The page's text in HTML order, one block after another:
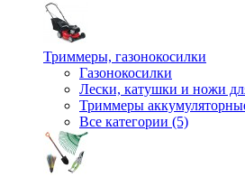
Триммеры, газонокосилки
Газонокосилки
Лески, катушки и ножи
Триммеры
Все категории (5)